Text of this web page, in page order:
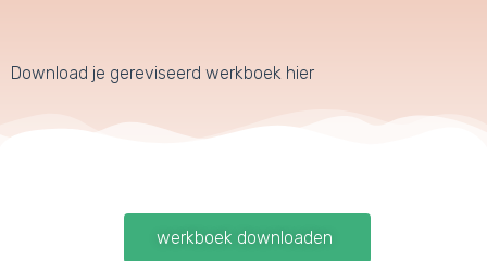
Download je gereviseerd werkboek hier
werkboek downloaden